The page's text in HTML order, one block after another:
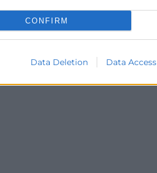
CONFIRM
Data Deletion Data Access